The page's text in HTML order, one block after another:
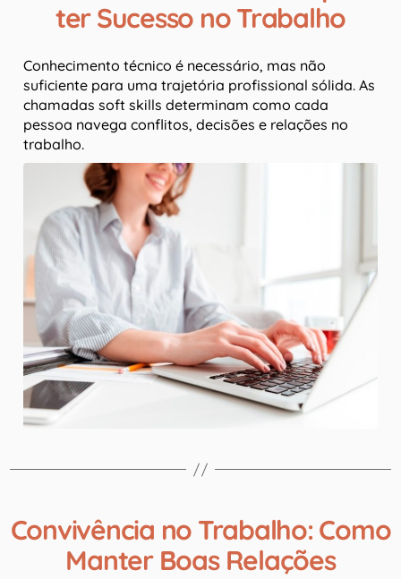
ter Sucesso no Trabalho
Conhecimento técnico é necessário, mas não
suficiente para uma trajetória profissional sólida. As
chamadas soft skills determinam como cada
pessoa navega conflitos, decisões e relações no
trabalho.
Convivência no Trabalho: Como
Manter Boas Relações